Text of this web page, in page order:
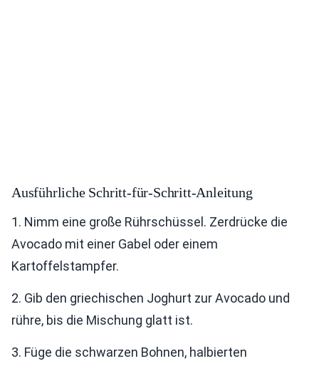
Ausführliche Schritt-für-Schritt-Anleitung
1. Nimm eine große Rührschüssel. Zerdrücke die
Avocado mit einer Gabel oder einem
Kartoffelstampfer.
2. Gib den griechischen Joghurt zur Avocado und
rühre, bis die Mischung glatt ist.
3. Füge die schwarzen Bohnen, halbierten